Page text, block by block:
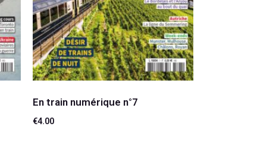
En train numérique n°7
€4.00